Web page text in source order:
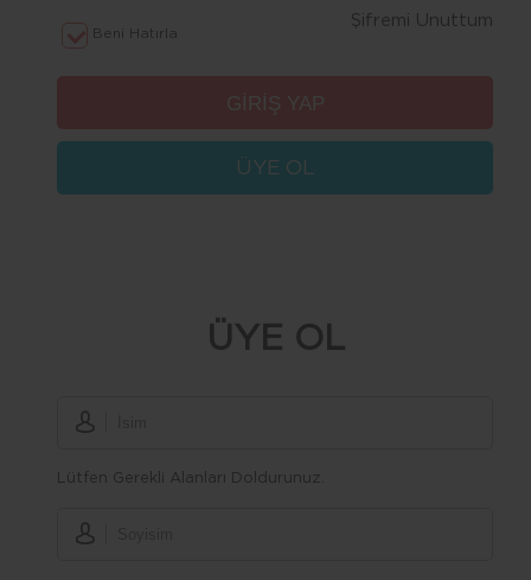
Beni Hatırla
Şifremi Unuttum
ÜYE OL
ÜYE OL
Lütfen Gerekli Alanları Doldurunuz.